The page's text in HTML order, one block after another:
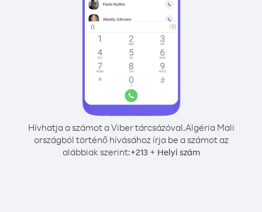
Hívhatja a számot a Viber tárcsázóval.Algéria Mali
országból történő hívásához írja be a számot az
alábbiak szerint:+213+ Helyi szám